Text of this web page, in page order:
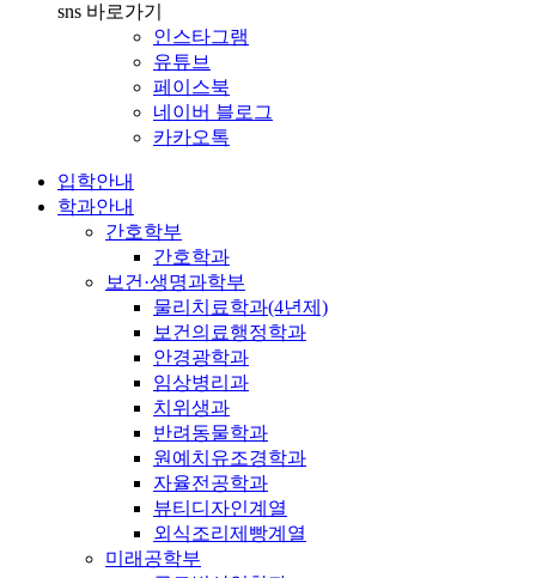
sns 바로가기
인스타그램
유튜브
페이스북
네이버 블로그
카카오톡
입학안내
학과안내
간호학부
간호학과
보건·생명과학부
물리치료학과(4년제)
보건의료행정학과
안경광학과
임상병리과
치위생과
반려동물학과
원예치유조경학과
자율전공학과
뷰티디자인계열
외식조리제빵계열
미래공학부